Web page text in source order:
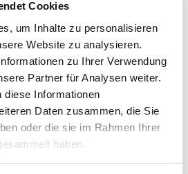
Cookies
um Inhalte zu personalisieren
Website zu analysieren.
zu Ihrer Verwendung
Partner für Analysen weiter.
diese Informationen
Daten zusammen, die Sie
oder die sie im Rahmen Ihrer
haben.
Heftes ist unter
sowie unterwww.awu-